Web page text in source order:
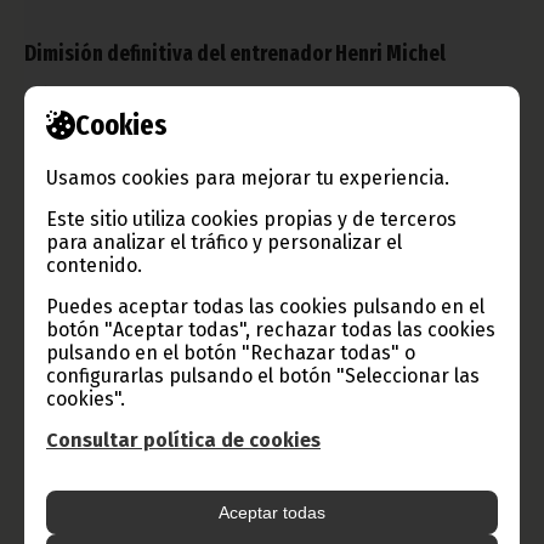
Cookies
Usamos cookies para mejorar tu experiencia.
Este sitio utiliza cookies propias y de terceros
para analizar el tráfico y personalizar el
contenido.
Puedes aceptar todas las cookies pulsando en el
botón "Aceptar todas", rechazar todas las cookies
pulsando en el botón "Rechazar todas" o
configurarlas pulsando el botón "Seleccionar las
cookies".
Consultar política de cookies
Aceptar todas
Dimisión definitiva del entrenador Henri Michel
diciembre 22, 2011
El técnico francés, responsable hasta ahora del Nzalang
Nacional masculino, ha abandonado definitiva y oficialmente su
cargo. El Ministro de Juventud y Deportes ha dado una rueda de
prensa para explicar este tema.
Noticias Deportes